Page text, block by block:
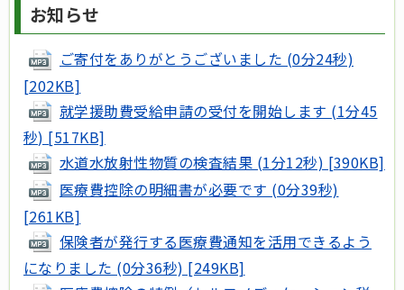
お知らせ
ご寄付をありがとうございました (0分24秒)
[202KB]
就学援助費受給申請の受付を開始します (1分45
秒) [517KB]
水道水放射性物質の検査結果 (1分12秒) [390KB]
医療費控除の明細書が必要です (0分39秒)
[261KB]
保険者が発行する医療費通知を活用できるよう
になりました (0分36秒) [249KB]